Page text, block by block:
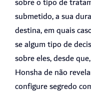
submetido, a sua
destina, em quais
se algum tipo de
sobre eles, desde
Honsha de não
configure segredo